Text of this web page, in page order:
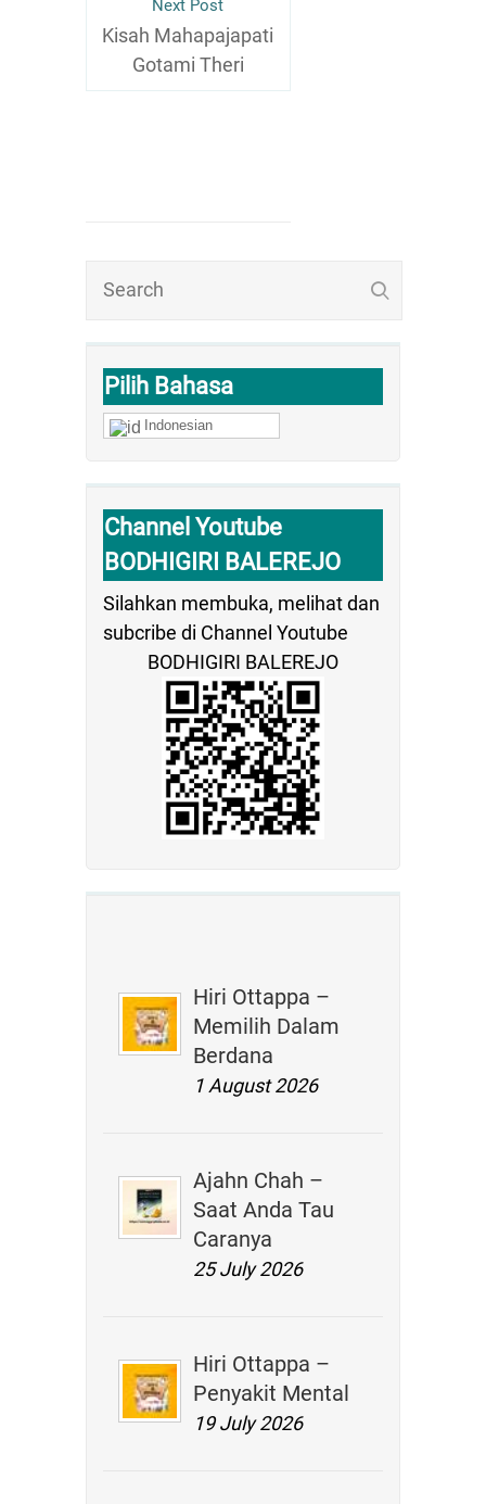
Pilih Bahasa
Indonesian
Channel Youtube
BODHIGIRI BALEREJO
Silahkan membuka, melihat dan
subcribe di Channel Youtube
BODHIGIRI BALEREJO
Hiri Ottappa –
Memilih Dalam
Berdana
1 August 2026
Ajahn Chah –
Saat Anda Tau
Caranya
25 July 2026
Hiri Ottappa –
Penyakit Mental
19 July 2026
Next Post
Kisah Mahapajapati
Gotami Theri